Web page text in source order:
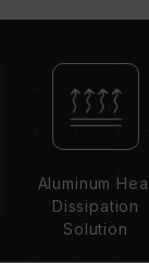
動作周波数
合、メモリ
標準）で動
たはそれ以
あり、製品
り、一部の
数に達しない
Aluminum
Dissipation
Solution